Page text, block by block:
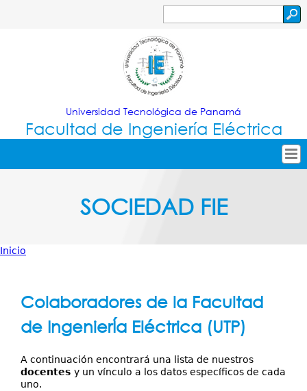
Jump to navigation
de
búsqueda
Universidad Tecnológica de Panamá
Facultad de Ingeniería Eléctrica
Nuestra Facultad
Servicios
Publicaciones
SOCIEDAD FIE
está
Inicio
Colaboradores de la Facultad
de IngenierÍa Eléctrica (UTP)
A continuación encontrará una lista de nuestros
docentes y un vínculo a los datos específicos de cada
uno.